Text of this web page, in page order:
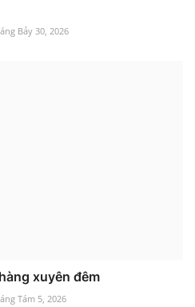
Bảy 30, 2026
xuyên đêm
Tám 5, 2026